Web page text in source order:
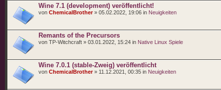
Wine 7.1 (development) veröffentlicht!
von ChemicalBrother» 05.02.2022, 19:06 in Neuigkeiten
Remants of the Precursors
von TP-Witchcraft » 03.01.2022, 15:24 in Native Linux Spiele
Wine 7.0.1 (stable-Zweig) veröffentlicht
von ChemicalBrother» 11.12.2021, 00:35 in Neuigkeiten